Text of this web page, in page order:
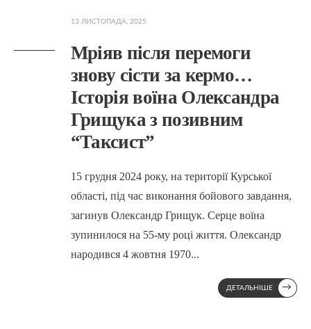
13 ЛИСТОПАДА, 2025
Мріяв після перемоги
знову сісти за кермо…
Історія воїна Олександра
Грищука з позивним
“Таксист”
15 грудня 2024 року, на території Курської
області, під час виконання бойового завдання,
загинув Олександр Грищук. Серце воїна
зупинилося на 55-му році життя. Олександр
народився 4 жовтня 1970...
ДЕТАЛЬНІШЕ →